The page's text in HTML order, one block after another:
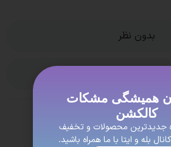
بدون نظر
همیشگی مشکات
کالکشن
جدیدترین محصولات و تخفیف
بله و ایتا با ما همراه باشید.